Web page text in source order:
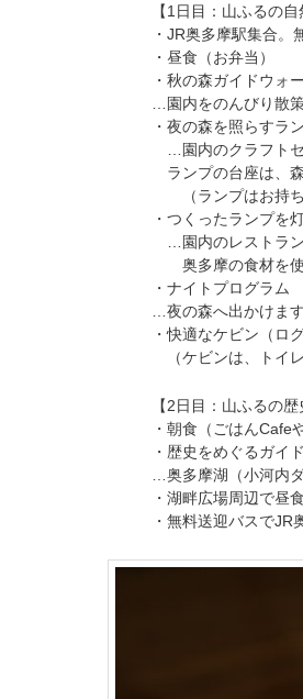
【1日目：山ふるの
・JR奥多摩駅集合
・昼食（お弁当）
・秋の森ガイドウォ
…園内をのんびり散
・夜の森を照らすラ
…園内のクラフトセ
ランプの台座は、
（ランプはお持ち
・つくったランプを
…園内のレストラ
奥多摩の食材を使
・ナイトプログラム
…夜の森へ出かけま
・快適なケビン（ロ
（ケビンは、トイ
【2日目：山ふるの
・朝食（ごはんCafe
・歴史をめぐるガイ
…奥多摩湖（小河内
・湖畔広場周辺で昼
・無料送迎バスでJR